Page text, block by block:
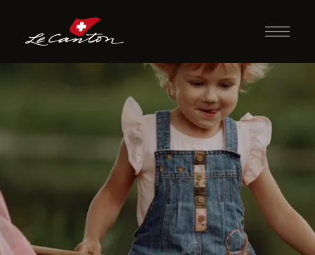
Borboleta
Encantada